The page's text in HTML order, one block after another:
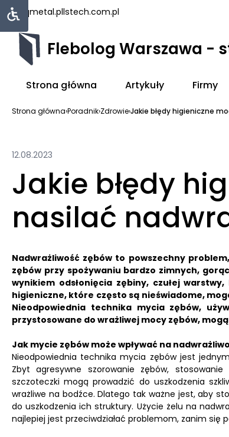
uniqmetal.pllstech.com.pl
Flebolog Warszawa -
Strona główna Artykuły Firmy
Strona główna›Poradnik›Zdrowie›Jakie błędy higieniczne
12.08.2023
Jakie błędy
nasilać
Nadwrażliwość zębów to powszechny
zębów przy spożywaniu bardzo zimnych,
wynikiem odsłonięcia zębiny, czułej
higieniczne, które często są nieświadome,
Nieodpowiednia technika mycia zębów,
przystosowane do wrażliwej mocy zębów,
Jak mycie zębów może wpływać na
Nieodpowiednia technika mycia zębów jest
Zbyt agresywne szorowanie zębów,
szczoteczki mogą prowadzić do uszkodzenia
wrażliwe na bodźce. Dlatego tak ważne jest, aby
do uszkodzenia ich struktury. Użycie żelu na
najlepiej jest przeciwdziałać problemom, zanim się